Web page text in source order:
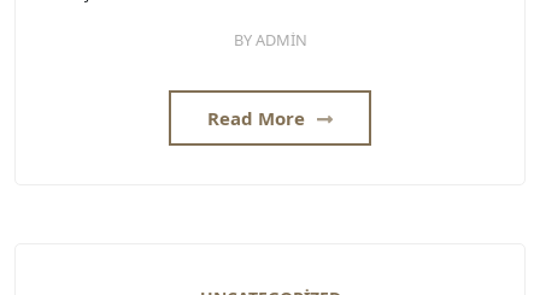
BYADMIN
Read More